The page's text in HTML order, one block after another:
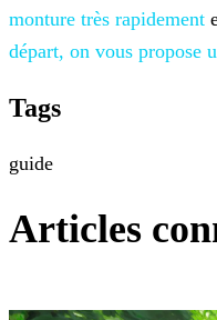
monture très rapidement
départ, on vous propose
Tags
guide
Articles